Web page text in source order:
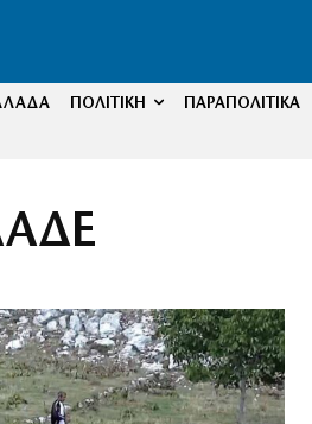
ΠΟΛΙΤΙΚΗ ΠΑΡΑΠΟΛΙΤΙΚΑ